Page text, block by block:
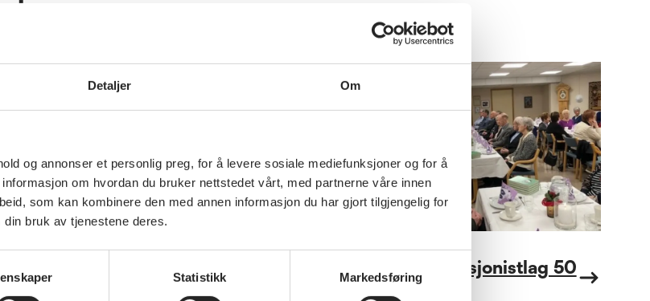
Detaljer Om
og annonser et personlig preg, for å levere sosiale mediefunksjoner og for å
om hvordan du bruker nettstedet vårt, med partnerne våre innen
som kan kombinere den med annen informasjon du har gjort tilgjengelig for
bruk av tjenestene deres.
Statistikk Markedsføring
Kleive
Hareid Pensjonistlag 50
år.